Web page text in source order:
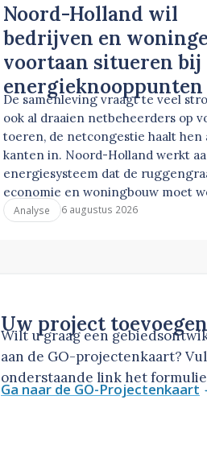
Noord-Holland wil
bedrijven en
voortaan situeren bij
energieknooppunten
De samenleving vraagt te veel
ook al draaien netbeheerders op
toeren, de netcongestie haalt hen
kanten in. Noord-Holland werkt
energiesysteem dat de
economie en woningbouw moet
Analyse 6 augustus 2026
Uw project toevoegen
Wilt u graag een
aan de GO-projectenkaart?
onderstaande link het
Ga naar de GO-Projectenkaart